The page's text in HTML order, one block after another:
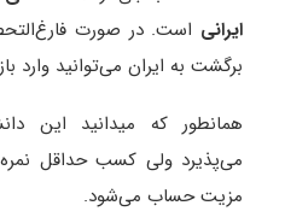
ایرانی است. در صورت
برگشت به ایران می‌توانید وارد
همانطور که میدانید این
می‌پذیرد ولی کسب حداقل
مزیت حساب می‌شود.